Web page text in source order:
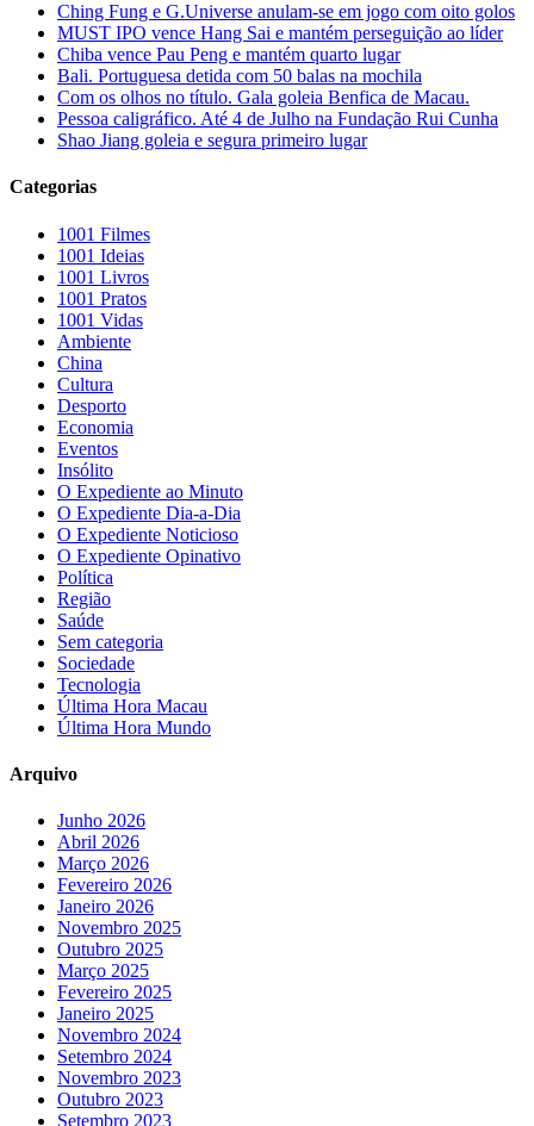
Ching Fung e G.Universe anulam-se em jogo com oito golos
MUST IPO vence Hang Sai e mantém perseguição ao líder
Chiba vence Pau Peng e mantém quarto lugar
Bali. Portuguesa detida com 50 balas na mochila
Com os olhos no título. Gala goleia Benfica de Macau.
Pessoa caligráfico. Até 4 de Julho na Fundação Rui Cunha
Shao Jiang goleia e segura primeiro lugar
Categorias
1001 Filmes
1001 Ideias
1001 Livros
1001 Pratos
1001 Vidas
Ambiente
China
Cultura
Desporto
Economia
Eventos
Insólito
O Expediente ao Minuto
O Expediente Dia-a-Dia
O Expediente Noticioso
O Expediente Opinativo
Política
Região
Saúde
Sem categoria
Sociedade
Tecnologia
Última Hora Macau
Última Hora Mundo
Arquivo
Junho 2026
Abril 2026
Março 2026
Fevereiro 2026
Janeiro 2026
Novembro 2025
Outubro 2025
Março 2025
Fevereiro 2025
Janeiro 2025
Novembro 2024
Setembro 2024
Novembro 2023
Outubro 2023
Setembro 2023